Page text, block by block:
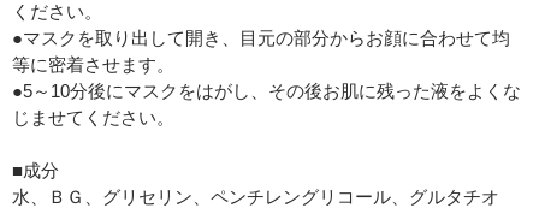
ください。
●マスクを取り出して開き、目元の部分からお顔に合わせて均
等に密着させます。
●5～10分後にマスクをはがし、その後お肌に残った液をよくな
じませてください。
■成分
水、ＢＧ、グリセリン、ペンチレングリコール、グルタチオ